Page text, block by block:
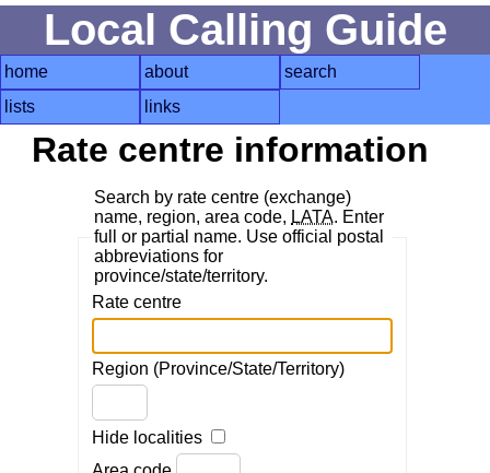
Local Calling Guide
home about
search
lists
links
Rate centre information
Search by rate centre (exchange)
name, region, area code, LATA. Enter
full or partial name. Use official postal
abbreviations for
province/state/territory.
Rate centre
Region (Province/State/Territory)
Hide localities